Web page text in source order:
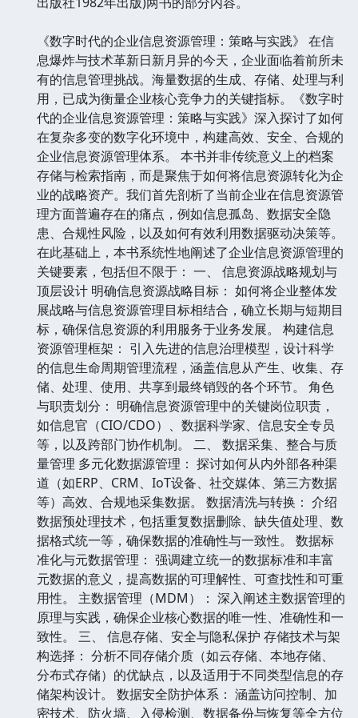
《数字时代的企业信息资源管理：策略与实践》 在信
息爆炸与技术革新日新月异的今天，企业面临着前所未
有的信息管理挑战。海量数据的生成、存储、处理与利
用，已成为衡量企业核心竞争力的关键指标。《数字时
代的企业信息资源管理：策略与实践》深入探讨了如何
在复杂多变的数字化环境中，构建高效、安全、合规的
企业信息资源管理体系。 本书并非传统意义上的档案
存储与检索指南，而是聚焦于如何将信息资源转化为企
业的战略资产。我们首先剖析了当前企业在信息资源管
理方面普遍存在的痛点，例如信息孤岛、数据安全隐
患、合规性风险，以及如何有效利用数据驱动决策等。
在此基础上，本书系统性地阐述了企业信息资源管理的
关键要素，包括但不限于： 一、 信息资源战略规划与
顶层设计 明确信息资源战略目标： 如何将企业整体发
展战略与信息资源管理目标相结合，确立长期与短期目
标，确保信息资源的利用服务于业务发展。 构建信息
资源管理框架： 引入先进的信息治理模型，设计科学
的信息生命周期管理流程，涵盖信息从产生、收集、存
储、处理、使用、共享到最终销毁的各个环节。 角色
与职责划分： 明确信息资源管理中的关键岗位职责，
如信息官（CIO/CDO）、数据科学家、信息安全专员
等，以及跨部门协作机制。 二、 数据采集、整合与质
量管理 多元化数据源管理： 探讨如何从内外部各种渠
道（如ERP、CRM、IoT设备、社交媒体、第三方数据
等）高效、合规地采集数据。 数据清洗与转换： 介绍
数据预处理技术，包括重复数据删除、缺失值处理、数
据格式统一等，确保数据的准确性与一致性。 数据标
准化与元数据管理： 强调建立统一的数据标准和丰富
元数据的意义，提高数据的可理解性、可查找性和可重
用性。 主数据管理（MDM）： 深入阐述主数据管理的
原理与实践，确保企业核心数据的唯一性、准确性和一
致性。 三、 信息存储、安全与隐私保护 存储技术与架
构选择： 分析不同存储介质（如云存储、本地存储、
分布式存储）的优缺点，以及适用于不同类型信息的存
储架构设计。 数据安全防护体系： 涵盖访问控制、加
密技术、防火墙、入侵检测、数据备份与恢复等全方位